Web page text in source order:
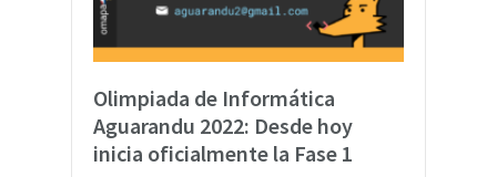
Olimpiada de Informática
Aguarandu 2022: Desde hoy
inicia oficialmente la Fase 1